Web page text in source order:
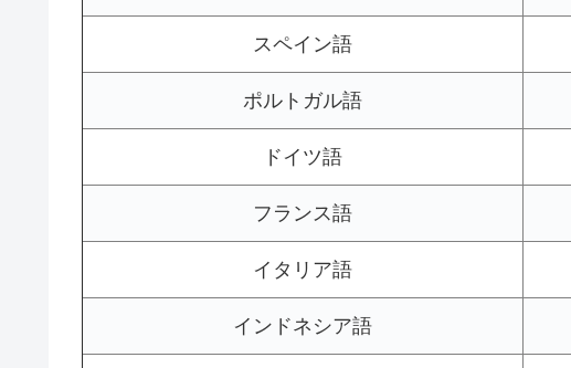
スペイン語
ポルトガル語
ドイツ語
フランス語
イタリア語
インドネシア語